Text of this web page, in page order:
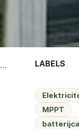
LABELS
MPPT